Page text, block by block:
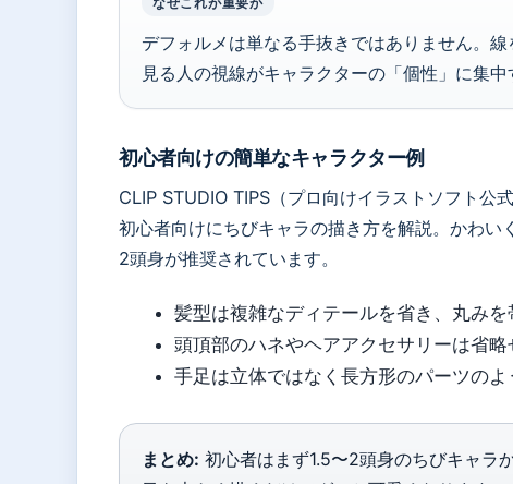
デフォルメは単なる手抜きではありません。線
見る人の視線がキャラクターの「個性」に集中
初心者向けの簡単なキャラクター例
CLIP STUDIO TIPS（プロ向けイラストソフト公
初心者向けにちびキャラの描き方を解説。かわい
2頭身が推奨されています。
髪型は複雑なディテールを省き、丸み
頭頂部のハネやヘアアクセサリーは省略
手足は立体ではなく長方形のパーツのよ
まとめ: 初心者はまず1.5〜2頭身のちびキャラ